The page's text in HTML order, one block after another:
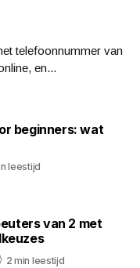
telefoonnummer van
en...
beginners: wat
leestijd
van 2 met
2 min leestijd